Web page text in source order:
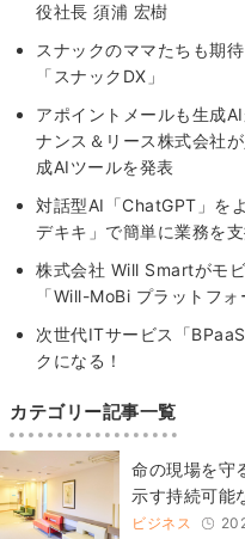
役社長 須浦 宏樹
スナックのママたちも期
「スナックDX」
アポイントメールも生成
ナンス＆リース株式会社
成AIツールを発表
対話型AI「ChatGPT」を
デキキ」で簡単に業務を
株式会社 Will Smartがモ
「Will-MoBi プラットフ
次世代ITサービス「
クになる！
カテゴリー記事一覧
命の現場を守
示す持続可能
ビジネス